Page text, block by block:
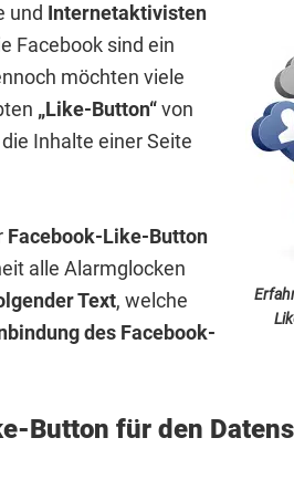
und Internetaktivisten
Facebook sind ein
möchten viele
„Like-Button“von
Inhalte einer Seite
Facebook-Like-Button
alle Alarmglocken
Text, welche
des Facebook-
Button für den